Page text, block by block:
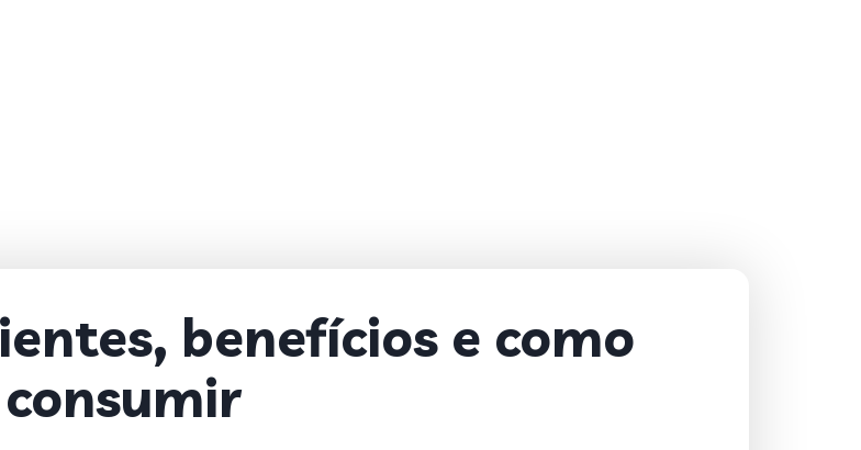
benefícios e como
consumir